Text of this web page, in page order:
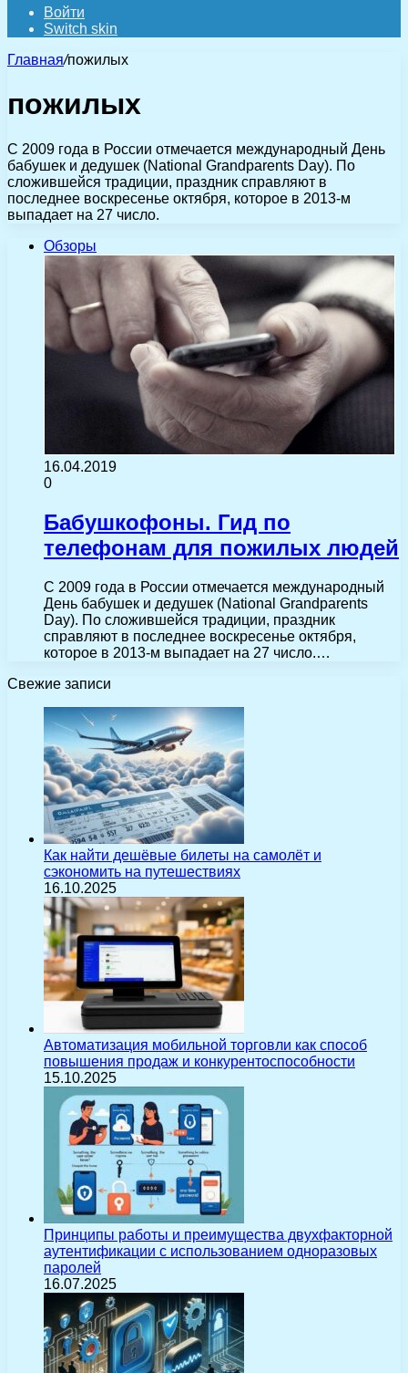
Войти
Switch skin
Главная/пожилых
пожилых
С 2009 года в России отмечается международный День
бабушек и дедушек (National Grandparents Day). По
сложившейся традиции, праздник справляют в
последнее воскресенье октября, которое в 2013-м
выпадает на 27 число.
Обзоры
16.04.2019
0
Бабушкофоны. Гид по
телефонам для пожилых людей
С 2009 года в России отмечается международный
День бабушек и дедушек (National Grandparents
Day). По сложившейся традиции, праздник
справляют в последнее воскресенье октября,
которое в 2013-м выпадает на 27 число.…
Свежие записи
Как найти дешёвые билеты на самолёт и
сэкономить на путешествиях
16.10.2025
Автоматизация мобильной торговли как способ
повышения продаж и конкурентоспособности
15.10.2025
Принципы работы и преимущества двухфакторной
аутентификации с использованием одноразовых
паролей
16.07.2025